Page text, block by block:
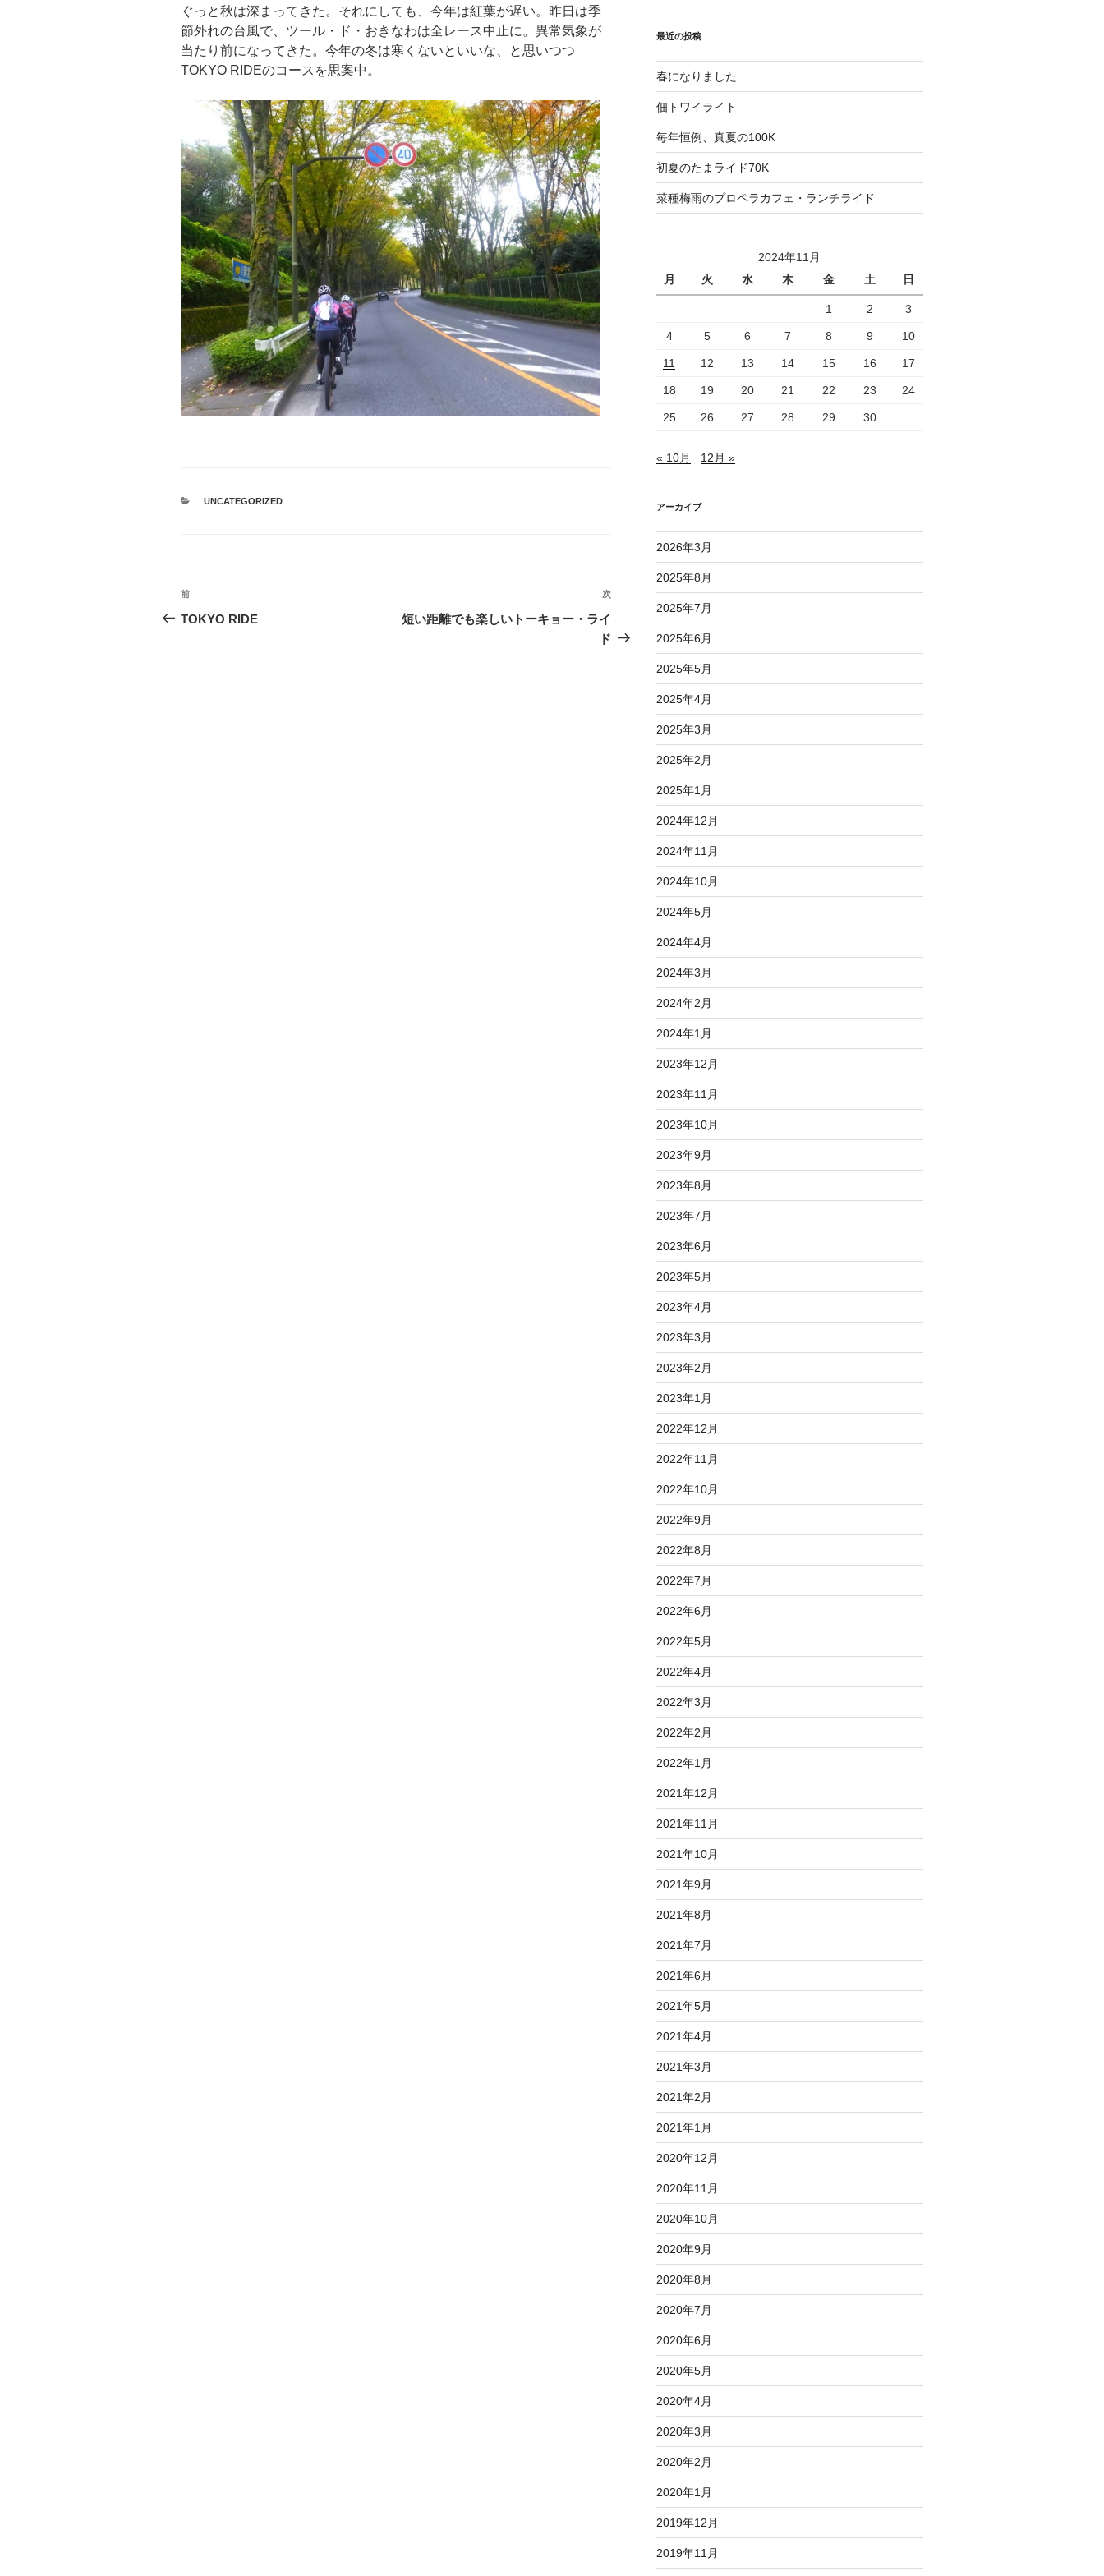
ぐっと秋は深まってきた。それにしても、今年は紅葉が遅い。昨日は季
節外れの台風で、ツール・ド・おきなわは全レース中止に。異常気象が
当たり前になってきた。今年の冬は寒くないといいな、と思いつつ
TOKYO RIDEのコースを思案中。
カ
UNCATEGORIZED
投
稿
過
去
前
TOKYO RIDE
次
投
次
短い距離でも楽しいトーキョー・ライ
ド
最近の投稿
春になりました
佃トワイライト
毎年恒例、真夏の100K
初夏のたまライド70K
菜種梅雨のプロペラカフェ・ランチライド
2024年11月
月
火 水 木 金 土 日
1 2 3
4 5 6 7 8 9 10
11 12 13 14 15 16 17
18 19 20 21 22 23 24
25 26 27 28 29 30
« 10月 12月 »
アーカイブ
2026年3月
2025年8月
2025年7月
2025年6月
2025年5月
2025年4月
2025年3月
2025年2月
2025年1月
2024年12月
2024年11月
2024年10月
2024年5月
2024年4月
2024年3月
2024年2月
2024年1月
2023年12月
2023年11月
2023年10月
2023年9月
2023年8月
2023年7月
2023年6月
2023年5月
2023年4月
2023年3月
2023年2月
2023年1月
2022年12月
2022年11月
2022年10月
2022年9月
2022年8月
2022年7月
2022年6月
2022年5月
2022年4月
2022年3月
2022年2月
2022年1月
2021年12月
2021年11月
2021年10月
2021年9月
2021年8月
2021年7月
2021年6月
2021年5月
2021年4月
2021年3月
2021年2月
2021年1月
2020年12月
2020年11月
2020年10月
2020年9月
2020年8月
2020年7月
2020年6月
2020年5月
2020年4月
2020年3月
2020年2月
2020年1月
2019年12月
2019年11月